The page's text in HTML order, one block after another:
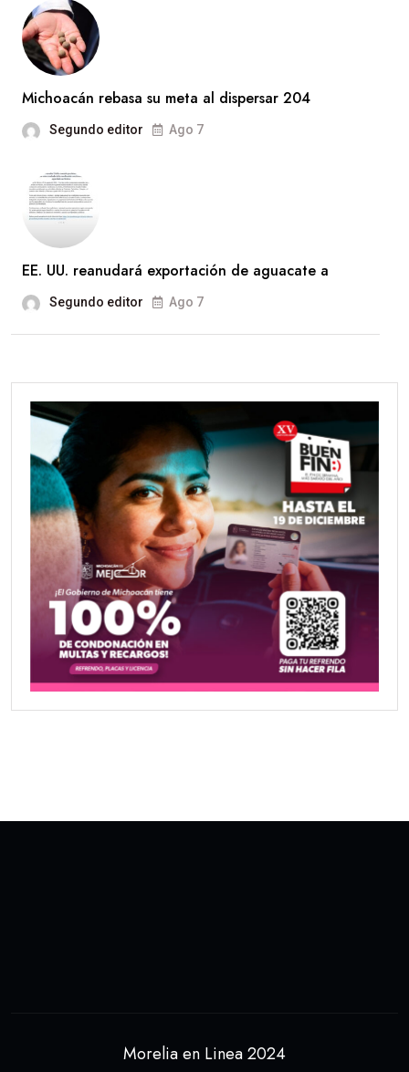
Michoacán rebasa su meta al dispersar 204
Segundo editor Ago 7
EE. UU. reanudará exportación de aguacate a
Segundo editor Ago 7
Morelia en Linea 2024